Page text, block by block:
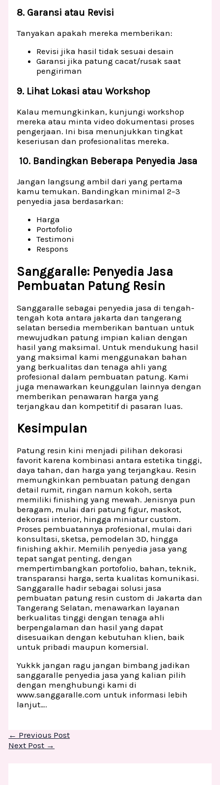
8. Garansi atau Revisi
Tanyakan apakah mereka memberikan:
Revisi jika hasil tidak sesuai desain
Garansi jika patung cacat/rusak saat
pengiriman
9. Lihat Lokasi atau Workshop
Kalau memungkinkan, kunjungi workshop
mereka atau minta video dokumentasi proses
pengerjaan. Ini bisa menunjukkan tingkat
keseriusan dan profesionalitas mereka.
10. Bandingkan Beberapa Penyedia Jasa
Jangan langsung ambil dari yang pertama
kamu temukan. Bandingkan minimal 2–3
penyedia jasa berdasarkan:
Harga
Portofolio
Testimoni
Respons
Sanggaralle: Penyedia Jasa
Pembuatan Patung Resin
Sanggaralle sebagai penyedia jasa di tengah-
tengah kota antara jakarta dan tangerang
selatan bersedia memberikan bantuan untuk
mewujudkan patung impian kalian dengan
hasil yang maksimal. Untuk mendukung hasil
yang maksimal kami menggunakan bahan
yang berkualitas dan tenaga ahli yang
profesional dalam pembuatan patung. Kami
juga menawarkan keunggulan lainnya dengan
memberikan penawaran harga yang
terjangkau dan kompetitif di pasaran luas.
Kesimpulan
Patung resin kini menjadi pilihan dekorasi
favorit karena kombinasi antara estetika tinggi,
daya tahan, dan harga yang terjangkau. Resin
memungkinkan pembuatan patung dengan
detail rumit, ringan namun kokoh, serta
memiliki finishing yang mewah. Jenisnya pun
beragam, mulai dari patung figur, maskot,
dekorasi interior, hingga miniatur custom.
Proses pembuatannya profesional, mulai dari
konsultasi, sketsa, pemodelan 3D, hingga
finishing akhir. Memilih penyedia jasa yang
tepat sangat penting, dengan
mempertimbangkan portofolio, bahan, teknik,
transparansi harga, serta kualitas komunikasi.
Sanggaralle hadir sebagai solusi jasa
pembuatan patung resin custom di Jakarta dan
Tangerang Selatan, menawarkan layanan
berkualitas tinggi dengan tenaga ahli
berpengalaman dan hasil yang dapat
disesuaikan dengan kebutuhan klien, baik
untuk pribadi maupun komersial.
Yukkk jangan ragu jangan bimbang jadikan
sanggaralle penyedia jasa yang kalian pilih
dengan menghubungi kami di
www.sanggaralle.com untuk informasi lebih
lanjut….
← Previous Post
Next Post →